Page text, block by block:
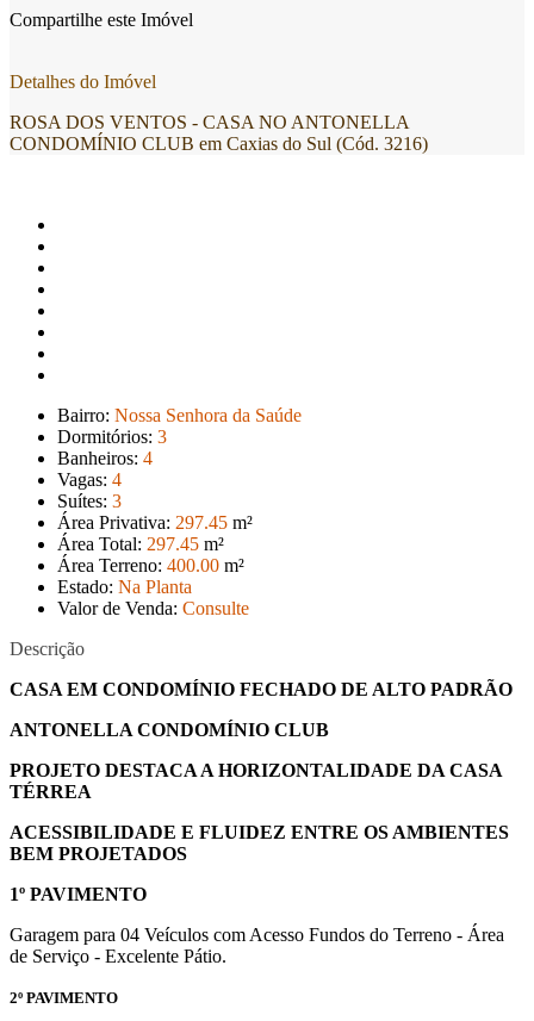
Compartilhe este Imóvel
Detalhes do Imóvel
ROSA DOS VENTOS - CASA NO ANTONELLA
CONDOMÍNIO CLUB em Caxias do Sul (Cód. 3216)
Bairro: Nossa Senhora da Saúde
Dormitórios: 3
Banheiros: 4
Vagas: 4
Suítes: 3
Área Privativa: 297.45 m²
Área Total: 297.45 m²
Área Terreno: 400.00 m²
Estado: Na Planta
Valor de Venda: Consulte
Descrição
CASA EM CONDOMÍNIO FECHADO DE ALTO PADRÃO
ANTONELLA CONDOMÍNIO CLUB
PROJETO DESTACA A HORIZONTALIDADE DA CASA
TÉRREA
ACESSIBILIDADE E FLUIDEZ ENTRE OS AMBIENTES
BEM PROJETADOS
1º PAVIMENTO
Garagem para 04 Veículos com Acesso Fundos do Terreno - Área
de Serviço - Excelente Pátio.
2º PAVIMENTO